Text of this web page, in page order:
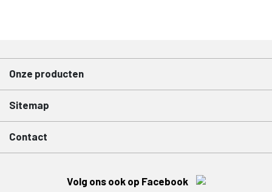
Onze producten
Sitemap
Contact
Volg ons ook op Facebook